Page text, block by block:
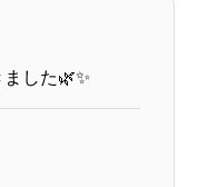
した🌿✨